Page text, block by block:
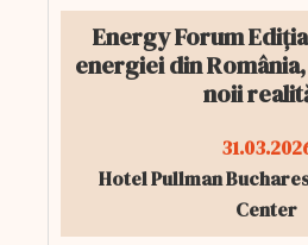
Energy Forum
energiei din
noii
Hotel Pullman
Center